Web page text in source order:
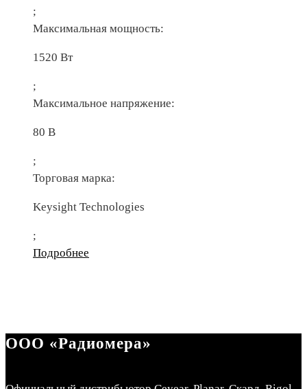
;
Максимальная мощность:
1520 Вт
;
Максимальное напряжение:
80 В
;
Торговая марка:
Keysight Technologies
;
Подробнее
ООО «Радиомера»